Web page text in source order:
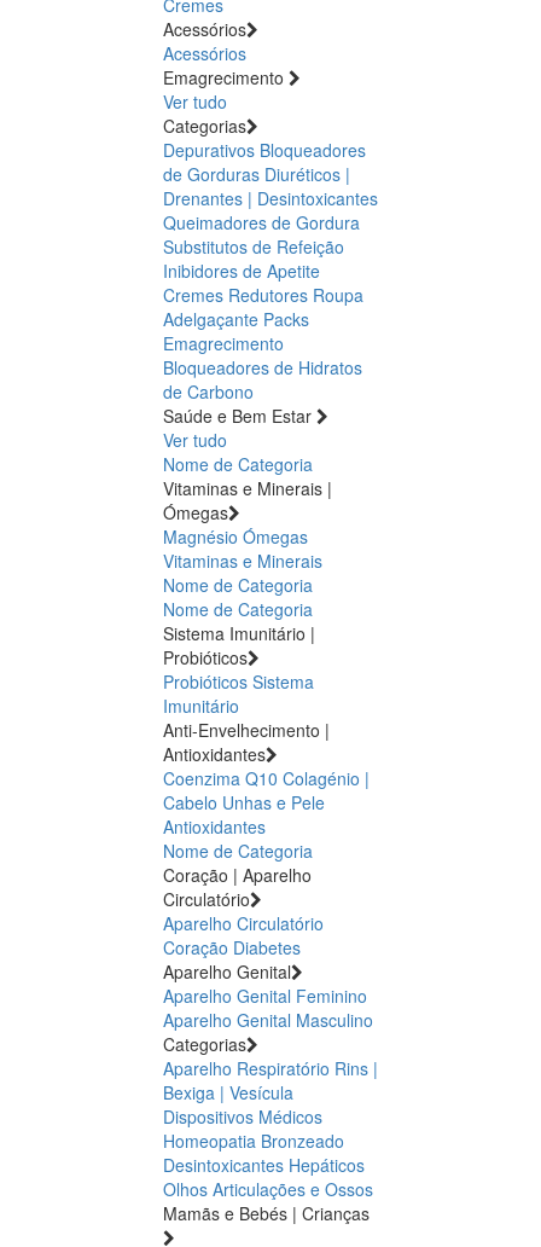
Acessórios
Acessórios
Emagrecimento
Ver tudo
Categorias
Depurativos Bloqueadores
de Gorduras Diuréticos |
Drenantes | Desintoxicantes
Queimadores de Gordura
Substitutos de Refeição
Inibidores de Apetite
Cremes Redutores Roupa
Adelgaçante Packs
Emagrecimento
Bloqueadores de Hidratos
de Carbono
Saúde e Bem Estar
Ver tudo
Nome de Categoria
Vitaminas e Minerais |
Ómegas
Magnésio Ómegas
Vitaminas e Minerais
Nome de Categoria
Nome de Categoria
Sistema Imunitário |
Probióticos
Probióticos Sistema
Imunitário
Anti-Envelhecimento |
Antioxidantes
Coenzima Q10 Colagénio |
Cabelo Unhas e Pele
Antioxidantes
Nome de Categoria
Coração | Aparelho
Circulatório
Aparelho Circulatório
Coração Diabetes
Aparelho Genital
Aparelho Genital Feminino
Aparelho Genital Masculino
Categorias
Aparelho Respiratório Rins |
Bexiga | Vesícula
Dispositivos Médicos
Homeopatia Bronzeado
Desintoxicantes Hepáticos
Olhos Articulações e Ossos
Mamãs e Bebés | Crianças